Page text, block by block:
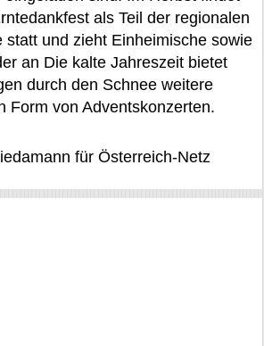
als Teil der regionalen
statt und zieht Einheimische sowie
an Die kalte Jahreszeit bietet
durch den Schnee weitere
Form von Adventskonzerten.
für Österreich-Netz